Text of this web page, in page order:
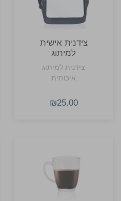
צידנית אישית
למיתוג
צידנית למיתוג
איכותית
₪25.00